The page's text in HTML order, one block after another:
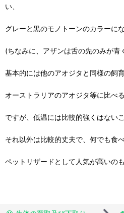
い、
グレーと黒のモノトーンのカラーに
(ちなみに、アザンは舌の先のみが青
基本的には他のアオジタと同様の飼
オーストラリアのアオジタ等に比べ
ですが、低温には比較的強くはない
それ以外は比較的丈夫で、何でも食
ペットリザードとして人気が高いの